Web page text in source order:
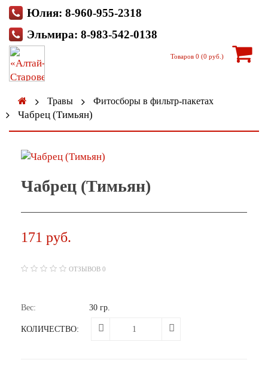
Юлия: 8-960-955-2318
Эльмира: 8-983-542-0138
Товаров 0 (0 руб.)
Травы Фитосборы в фильтр-пакетах
Чабрец (Тимьян)
Чабрец (Тимьян)
171 руб.
ОТЗЫВОВ 0
Вес: 30 гр.
КОЛИЧЕСТВО: